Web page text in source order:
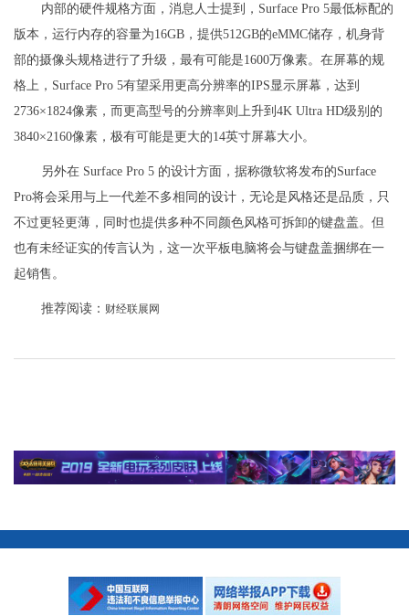
内部的硬件规格方面，消息人士提到，Surface Pro 5最低标配的
版本，运行内存的容量为16GB，提供512GB的eMMC储存，机身背
部的摄像头规格进行了升级，最有可能是1600万像素。在屏幕的规
格上，Surface Pro 5有望采用更高分辨率的IPS显示屏幕，达到
2736×1824像素，而更高型号的分辨率则上升到4K Ultra HD级别的
3840×2160像素，极有可能是更大的14英寸屏幕大小。
另外在 Surface Pro 5 的设计方面，据称微软将发布的Surface
Pro将会采用与上一代差不多相同的设计，无论是风格还是品质，只
不过更轻更薄，同时也提供多种不同颜色风格可拆卸的键盘盖。但
也有未经证实的传言认为，这一次平板电脑将会与键盘盖捆绑在一
起销售。
推荐阅读： 财经联展网